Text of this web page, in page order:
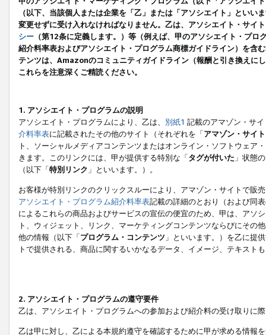
（以下、当該個人または企業を「乙」または「アソシエイト」とい
変更せずに受け入れなければなりません。乙は、アソシエイト・サイ
シー （第12条に定義します。）等（例えば、甲のアソシエイト・プ
紹介料率表およびアソシエイト・プログラム商標ガイドライン）を
テンツは、Amazonのコミュニティガイドライン（報酬と引き換えに
これらを注意深くご精読ください。
1. アソシエイト・プログラムの説明
アソシエイト・プログラムにより、乙は、 別紙1 記載のアマゾン・サ
介料率表に記載されたその他のサイト（それぞれを「アマゾン・サイト
ト、ソーシャルメディアコンテンツまたはオンライン・ソフトウェア
きます。このリンクには、甲が提供する特別な「タグが付いた 」状態
（以下「特別リンク 」といいます。）。
お客様が特別リンクのクリックスルーにより、アマゾン・サイトで販
アソシエイト・プログラム紹介料率表記載の詳細のとおり（および同
によるこれらの商品およびサービスの宣伝の便宜のため、甲は、アソ
ト、ウィジェット、リンク、マーケティングコンテンツならびにその
他の情報（以下「プログラム・コンテンツ 」といいます。）を乙に提
トで提供される、商品に関するいかなるデータ、イメージ、テキス
2. アソシエイト・プログラムの遵守要件
乙は、アソシエイト・プログラムへの参加および紹介料の受け取りに
乙は甲に対し、乙による本規約遵守を確認するために甲が求める情報